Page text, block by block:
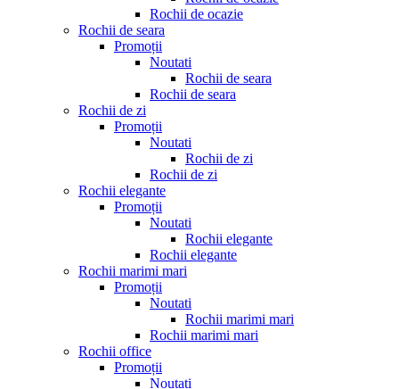
Rochii de ocazie
Rochii de seara
Promoții
Noutati
Rochii de seara
Rochii de seara
Rochii de zi
Promoții
Noutati
Rochii de zi
Rochii de zi
Rochii elegante
Promoții
Noutati
Rochii elegante
Rochii elegante
Rochii marimi mari
Promoții
Noutati
Rochii marimi mari
Rochii marimi mari
Rochii office
Promoții
Noutati